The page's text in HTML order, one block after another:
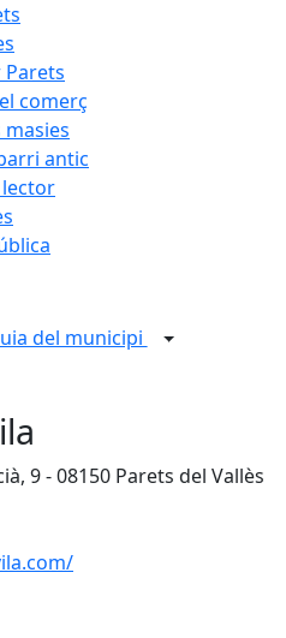
Parets
comerç
antic
del municipi
9 - 08150 Parets del Vallès